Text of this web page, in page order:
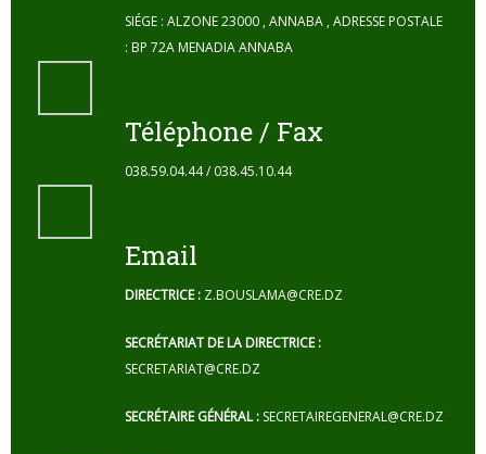
SIÉGE : ALZONE 23000 , ANNABA , ADRESSE POSTALE
: BP 72A MENADIA ANNABA
Téléphone / Fax
038.59.04.44 / 038.45.10.44
Email
DIRECTRICE : Z.BOUSLAMA@CRE.DZ
SECRÉTARIAT DE LA DIRECTRICE :
SECRETARIAT@CRE.DZ
SECRÉTAIRE GÉNÉRAL : SECRETAIREGENERAL@CRE.DZ